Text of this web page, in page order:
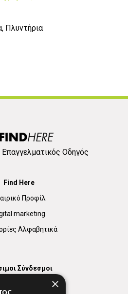
Πλυντήρια
Επαγγελματικός Οδηγός
Find Here
Προφίλ
marketing
Αλφαβητικά
Σύνδεσμοι
×